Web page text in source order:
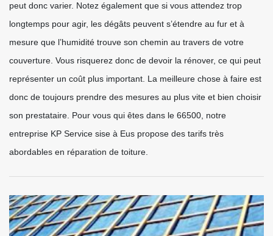
peut donc varier. Notez également que si vous attendez trop
longtemps pour agir, les dégâts peuvent s’étendre au fur et à
mesure que l’humidité trouve son chemin au travers de votre
couverture. Vous risquerez donc de devoir la rénover, ce qui peut
représenter un coût plus important. La meilleure chose à faire est
donc de toujours prendre des mesures au plus vite et bien choisir
son prestataire. Pour vous qui êtes dans le 66500, notre
entreprise KP Service sise à Eus propose des tarifs très
abordables en réparation de toiture.